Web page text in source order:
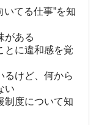
いてる仕事”を知
がある
とに違和感を覚
るけど、何から
い
制度について知